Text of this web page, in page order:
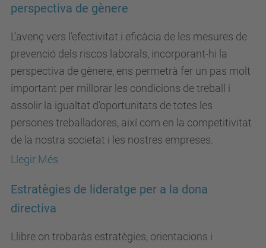
perspectiva de gènere
L’avenç vers l’efectivitat i eficàcia de les mesures de
prevenció dels riscos laborals, incorporant-hi la
perspectiva de gènere, ens permetrà fer un pas molt
important per millorar les condicions de treball i
assolir la igualtat d’oportunitats de totes les
persones treballadores, així com en la competitivitat
de la nostra societat i les nostres empreses.
Llegir Més
Estratègies de lideratge per a la dona
directiva
Llibre on trobaràs estratègies, orientacions i